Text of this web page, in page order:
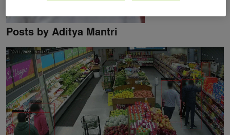
Posts by Aditya Mantri